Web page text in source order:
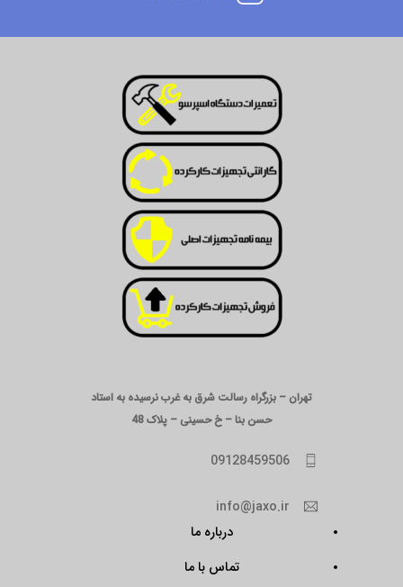
تهران – بزرگراه رسالت شرق به غرب نرسیده به استاد
حسن بنا – خ حسینی – پلاک 48
09128459506
info@jaxo.ir
درباره ما
تماس با ما